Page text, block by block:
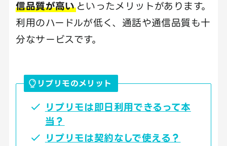
信品質が高いといったメリットがあります。
利用のハードルが低く、通話や通信品質も十
分なサービスです。
リプリモのメリット
リプリモは即日利用できるって本
当？
リプリモは契約なしで使える？